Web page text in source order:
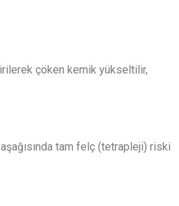
çöken kemik yükseltilir,
tam felç (tetrapleji) riski